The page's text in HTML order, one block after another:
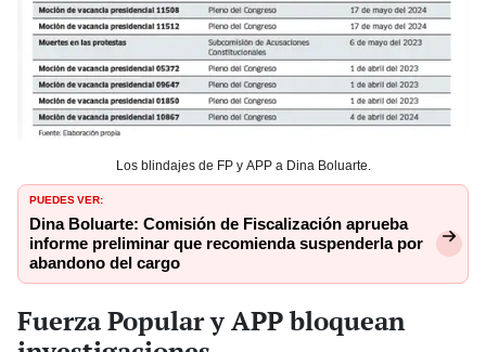
Los blindajes de FP y APP a Dina Boluarte.
PUEDES VER:
Dina Boluarte: Comisión de Fiscalización aprueba
informe preliminar que recomienda suspenderla por
abandono del cargo
Fuerza Popular y APP bloquean